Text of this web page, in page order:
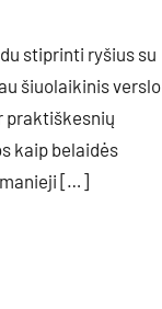
stiprinti ryšius su
šiuolaikinis verslo
praktiškesnių
kaip belaidės
[…]